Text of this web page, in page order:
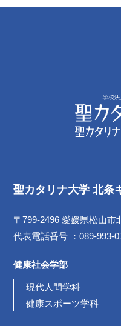
聖カタリナ大学 北条
〒799-2496 愛媛県松山市
代表電話番号 ：089-993-
健康社会学部
現代人間学科
健康スポーツ学科